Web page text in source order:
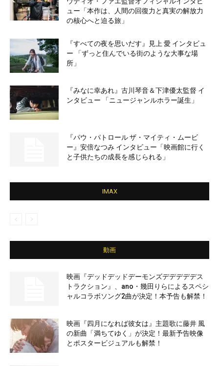
ュー「本作は、人間の回復力と真実の解放力
の核心へと迫る旅」
『すべての夜を思いだす』見上 愛 インタビュ
ー 「ずっと住んでいる街のような大事な場
所」
『みなに幸あれ』古川琴音＆下津優太監督 イ
ンタビュー 「ニュージャンルホラー誕生」
『パウ・パトロール ザ・マイティ・ムービ
ー』安倍なつみ インタビュー「映画館に行く
と子供たちの成長を感じられる」
IMAX
動画
映画『デッドデッドデーモンズデデデデデス
トラクション』、ano・幾田りらによるスペシ
ャルコラボソング2曲が決定！本予告も解禁！
映画『四月になれば彼女は』主題歌に藤井 風
の新曲「満ちてゆく」が決定！最新予告映像
とポスタービジュアルも解禁！